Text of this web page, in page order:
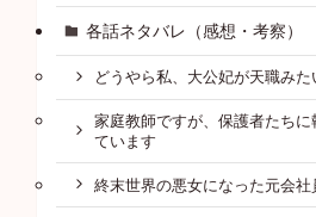
各話ネタバレ（感想・考察）
どうやら私、大公妃が天職みた
家庭教師ですが、保護者たちに
ています
終末世界の悪女になった元会社